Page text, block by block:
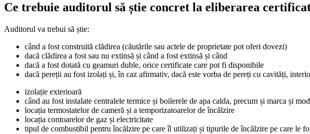
Ce trebuie auditorul să știe concret la eliberarea
Auditorul va trebui să știe:
când a fost construită clădirea (căutările sau actele de proprietate pot oferi dovezi)
dacă clădirea a fost sau nu extinsă și când a fost extinsă și când
dacă a fost dotată cu geamuri duble, orice certificate care pot fi disponibile
dacă pereții au fost izolați și, în caz afirmativ, dacă este vorba de pereți cu cavități,
izolație exterioară
când au fost instalate centralele termice și boilerele de apa calda, precum și marca și
locația termostatelor de cameră și a temporizatoarelor de încălzire
locația contoarelor de gaz și electricitate
tipul de combustibil pentru încălzire pe care îl utilizați și tipurile de încălzire pe care le